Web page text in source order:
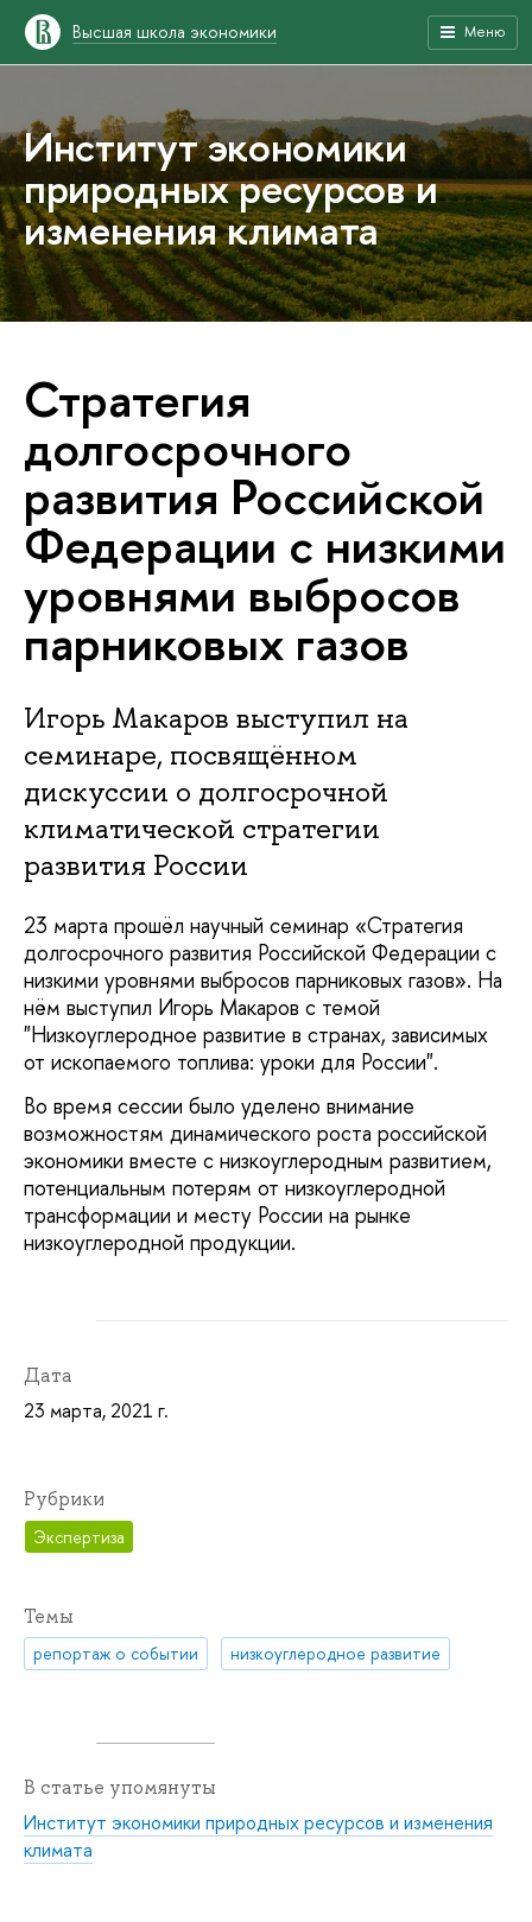
Высшая школа экономики Меню
Институт экономики
природных ресурсов и
изменения климата
Стратегия
долгосрочного
развития Российской
Федерации с низкими
уровнями выбросов
парниковых газов
Игорь Макаров выступил на
семинаре, посвящённом
дискуссии о долгосрочной
климатической стратегии
развития России
23 марта прошёл научный семинар «Стратегия
долгосрочного развития Российской Федерации с
низкими уровнями выбросов парниковых газов». На
нём выступил Игорь Макаров с темой
"Низкоуглеродное развитие в странах, зависимых
от ископаемого топлива: уроки для России".
Во время сессии было уделено внимание
возможностям динамического роста российской
экономики вместе с низкоуглеродным развитием,
потенциальным потерям от низкоуглеродной
трансформации и месту России на рынке
низкоуглеродной продукции.
Дата
23 марта, 2021 г.
Рубрики
Экспертиза
Темы
репортаж о событии низкоуглеродное развитие
В статье упомянуты
Институт экономики природных ресурсов и изменения
климата